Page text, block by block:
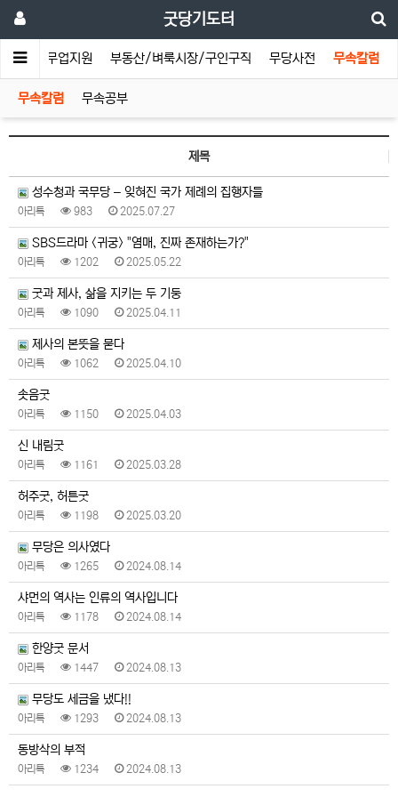
굿당기도터
청배 무업지원 부동산/벼룩시장/구인구직 무당사전 무속칼럼
무속칼럼 무속공부
제목
성수청과 국무당 – 잊혀진 국가 제례의 집행자들
아리톡 983 2025.07.27
SBS드라마 <귀궁> "염매, 진짜 존재하는가?"
아리톡 1202 2025.05.22
굿과 제사, 삶을 지키는 두 기둥
아리톡 1090 2025.04.11
제사의 본뜻을 묻다
아리톡 1062 2025.04.10
솟음굿
아리톡 1150 2025.04.03
신 내림굿
아리톡 1161 2025.03.28
허주굿, 허튼굿
아리톡 1198 2025.03.20
무당은 의사였다
아리톡 1265 2024.08.14
샤먼의 역사는 인류의 역사입니다
아리톡 1178 2024.08.14
한양굿 문서
아리톡 1447 2024.08.13
무당도 세금을 냈다!!
아리톡 1293 2024.08.13
동방삭의 부적
아리톡 1234 2024.08.13